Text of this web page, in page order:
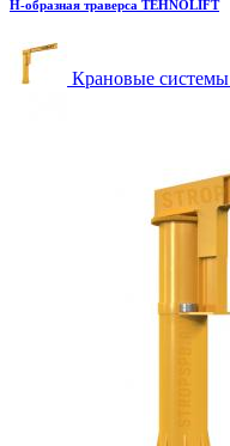
H-образная траверса TEHNOLIFT
Крановые системы